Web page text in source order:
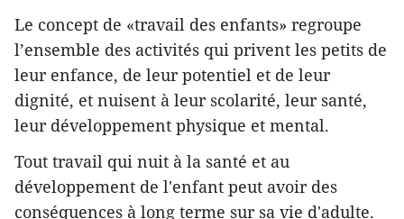
Le concept de «travail des enfants» regroupe
l’ensemble des activités qui privent les petits de
leur enfance, de leur potentiel et de leur
dignité, et nuisent à leur scolarité, leur santé,
leur développement physique et mental.
Tout travail qui nuit à la santé et au
développement de l'enfant peut avoir des
conséquences à long terme sur sa vie d'adulte.